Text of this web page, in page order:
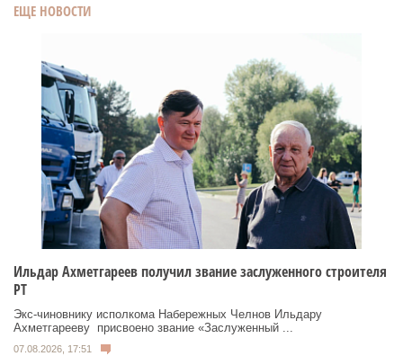
ЕЩЕ НОВОСТИ
Ильдар Ахметгареев получил звание заслуженного строителя
РТ
Экс‑чиновнику исполкома Набережных Челнов Ильдару
Ахметгарееву присвоено звание «Заслуженный ...
07.08.2026, 17:51